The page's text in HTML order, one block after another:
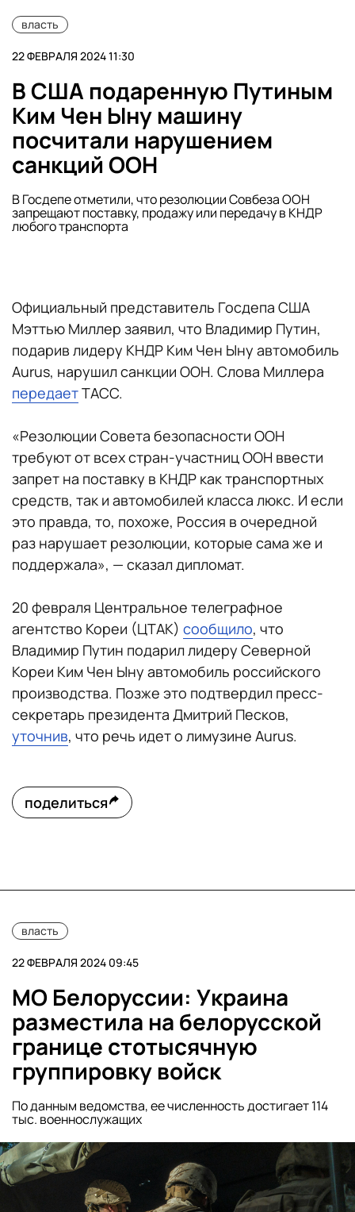
власть
22 ФЕВРАЛЯ 2024 11:30
В США подаренную Путиным
Ким Чен Ыну машину
посчитали нарушением
санкций ООН
В Госдепе отметили, что резолюции Совбеза ООН
запрещают поставку, продажу или передачу в КНДР
любого транспорта
Официальный представитель Госдепа США
Мэттью Миллер заявил, что Владимир Путин,
подарив лидеру КНДР Ким Чен Ыну автомобиль
Aurus, нарушил санкции ООН. Слова Миллера
передаетТАСС.
«Резолюции Совета безопасности ООН
требуют от всех стран-участниц ООН ввести
запрет на поставку в КНДР как транспортных
средств, так и автомобилей класса люкс. И если
это правда, то, похоже, Россия в очередной
раз нарушает резолюции, которые сама же и
поддержала», — сказал дипломат.
20 февраля Центральное телеграфное
агентство Кореи (ЦТАК) сообщило, что
Владимир Путин подарил лидеру Северной
Кореи Ким Чен Ыну автомобиль российского
производства. Позже это подтвердил пресс-
секретарь президента Дмитрий Песков,
уточнив, что речь идет о лимузине Aurus.
поделиться
власть
22 ФЕВРАЛЯ 2024 09:45
МО Белоруссии: Украина
разместила на белорусской
границе стотысячную
группировку войск
По данным ведомства, ее численность достигает 114
тыс. военнослужащих